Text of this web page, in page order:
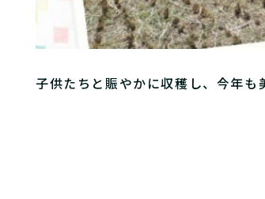
子供たちと賑やかに収穫し、今年も